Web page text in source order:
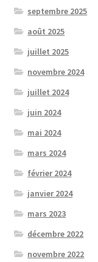
septembre 2025
août 2025
juillet 2025
novembre 2024
juillet 2024
juin 2024
mai 2024
mars 2024
février 2024
janvier 2024
mars 2023
décembre 2022
novembre 2022